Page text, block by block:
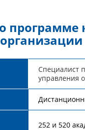
программе
Специалист
управления
252 и 520